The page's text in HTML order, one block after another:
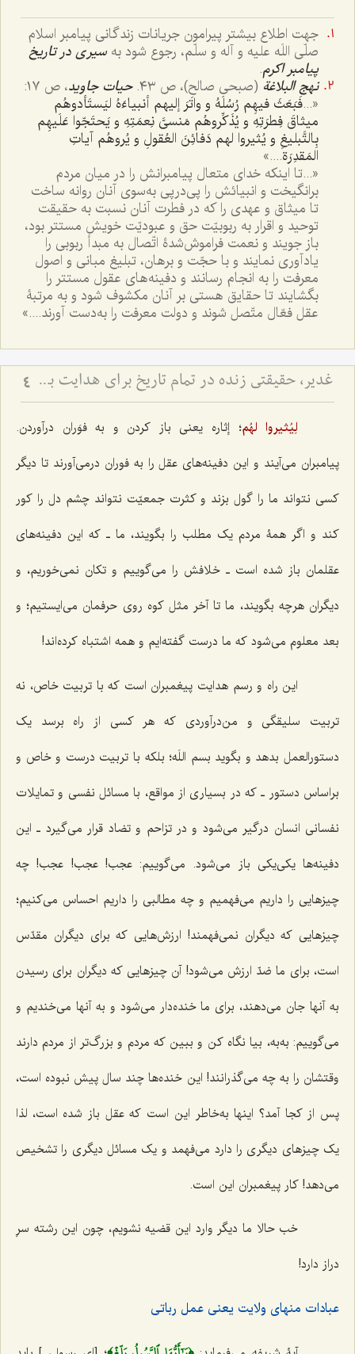
جهت اطلاع بیشتر پیرامون جریانات زندگانی پیامبر اسلام
صلّی اللَه علیه و آله و سلّم، رجوع شود به سیری در تاریخ
پیامبر اکرم.
نهج البلاغة (صبحی صالح)، ص ٤٣. حیات جاوید، ص ١٧:
«...فَبَعَثَ فیهِم رُسُلَهُ و واتَرَ إلیهم أنبیاءَهُ لیَستَأدوهُم
میثاقَ فِطرَتِهِ و یُذَکِّروهُم مَنسیَّ نِعمَتِهِ و یَحتَجّوا عَلَیهِم
بِالتَّبلیغِ و یُثیروا لهم دَفائِنَ العُقولِ و یُروهُم آیاتِ
المَقدِرَة....»
«...تا اینکه خدای متعال پیامبرانش را در میان مردم
برانگیخت و انبیائش را پی‌درپی به‌سوی آنان روانه ساخت
تا میثاق و عهدی را که در فطرت آنان نسبت به حقیقت
توحید و اقرار به ربوبیّت حق و عبودیّت خویش مستتر بود،
باز جویند و نعمت فراموش‌شدۀ اتّصال به مبدأ ربوبی را
یادآوری نمایند و با حجّت و برهان، تبلیغ مبانی و اصول
معرفت را به انجام رسانند و دفینه‌های عقول مستتر را
بگشایند تا حقایق هستی بر آنان مکشوف شود و به مرتبۀ
عقل فعّال متّصل شوند و دولت معرفت را به‌دست آورند....»
غدیر، حقیقتی زنده در تمام تاریخ برای هدایت بشر - توضیحی در رابطه با حدیث عشیره 4
لِیُثیروا لهُم؛ إثاره یعنی باز کردن و به فوَران درآوردن.
پیامبران می‌آیند و این دفینه‌های عقل را به فوران درمی‌آورند تا دیگر
کسی نتواند ما را گول بزند و کثرت جمعیّت نتواند چشم دل را کور
کند و اگر همۀ مردم یک مطلب را بگویند، ما ـ که این دفینه‌های
عقلمان باز شده است ـ خلافش را می‌گوییم و تکان نمی‌خوریم، و
دیگران هرچه بگویند، ما تا آخر مثل کوه روی حرفمان می‌ایستیم؛ و
بعد معلوم می‌شود که ما درست گفته‌ایم و همه اشتباه کرده‌اند!
این راه و رسم هدایت پیغمبران است که با تربیت خاص، نه
تربیت سلیقگی و من‌درآوردی که هر کسی از راه برسد یک
دستورالعمل بدهد و بگوید بسم اللَه؛ بلکه با تربیت درست و خاص و
براساس دستور ـ که در بسیاری از مواقع، با مسائل نفسی و تمایلات
نفسانی انسان درگیر می‌شود و در تزاحم و تضاد قرار می‌گیرد ـ این
دفینه‌ها یکی‌یکی باز می‌شود. می‌گوییم: عجب! عجب! عجب! چه
چیزهایی را داریم می‌فهمیم و چه مطالبی را داریم احساس می‌کنیم؛
چیزهایی که دیگران نمی‌فهمند! ارزش‌هایی که برای دیگران مقدّس
است، برای ما ضدّ ارزش می‌شود! آن چیزهایی که دیگران برای رسیدن
به آنها جان می‌دهند، برای ما خنده‌دار می‌شود و به آنها می‌خندیم و
می‌گوییم: به‌به، بیا نگاه کن و ببین که مردم و بزرگ‌تر از مردم دارند
وقتشان را به چه می‌گذرانند! این خنده‌ها چند سال پیش نبوده است،
پس از کجا آمد؟ اینها به‌خاطر این است که عقل باز شده است، لذا
یک چیزهای دیگری را دارد می‌فهمد و یک مسائل دیگری را تشخیص
می‌دهد! کار پیغمبران این است.
خب حالا ما دیگر وارد این قضیه نشویم، چون این رشته سرِ
دراز دارد!
عبادات منهای ولایت یعنی عمل رباتی